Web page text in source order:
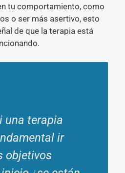
tu comportamiento, como
o ser más asertivo, esto
de que la terapia está
una terapia
ir
objetivos